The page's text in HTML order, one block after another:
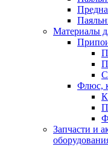
Материалы
Флюс,
Запчасти и